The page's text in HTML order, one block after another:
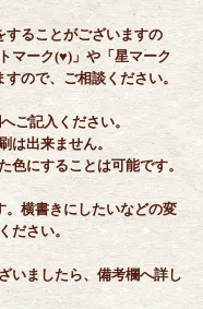
することがございますの
マーク(♥)」や「星マーク
ので、ご相談ください。
ご記入ください。
は出来ません。
色にすることは可能です。
。横書きにしたいなどの変
ださい。
いましたら、備考欄へ詳し